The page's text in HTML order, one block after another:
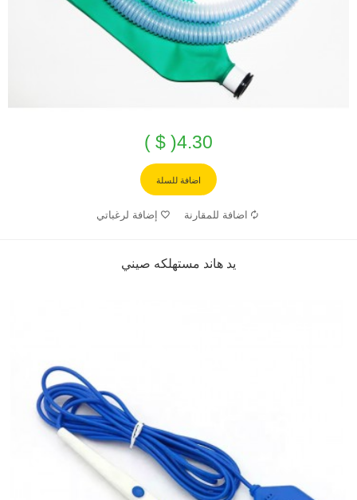
4.30( $ )
اضافة للسلة
اضافة للمقارنة إضافة لرغباتي
يد هاند مستهلكه صيني